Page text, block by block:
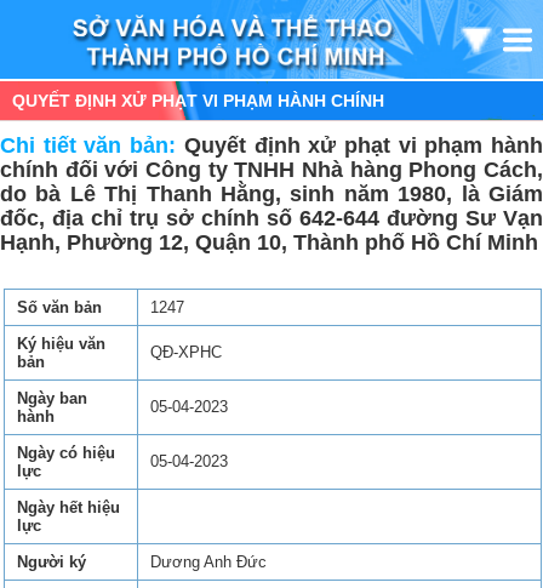
QUYẾT ĐỊNH XỬ PHẠT VI PHẠM HÀNH CHÍNH
Chi tiết văn bản: Quyết định xử phạt vi phạm hành
chính đối với Công ty TNHH Nhà hàng Phong Cách,
do bà Lê Thị Thanh Hằng, sinh năm 1980, là Giám
đốc, địa chỉ trụ sở chính số 642-644 đường Sư Vạn
Hạnh, Phường 12, Quận 10, Thành phố Hồ Chí Minh
Số văn bản
1247
Ký hiệu văn
bản
QĐ-XPHC
Ngày ban
hành
05-04-2023
Ngày có hiệu
lực
05-04-2023
Ngày hết hiệu
lực
Người ký
Dương Anh Đức